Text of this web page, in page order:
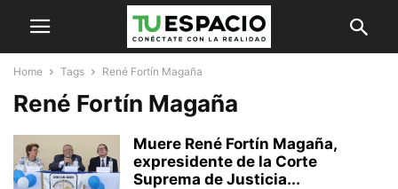
Home Tags René Fortín Magaña
René Fortín Magaña
Muere René Fortín Magaña,
expresidente de la Corte
Suprema de Justicia...